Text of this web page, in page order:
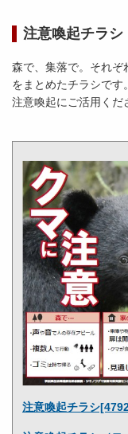
注意喚起チラシ
森で、集落で。それぞ
をまとめたチラシです。
注意喚起にご活用くだ
注意喚起チラシ